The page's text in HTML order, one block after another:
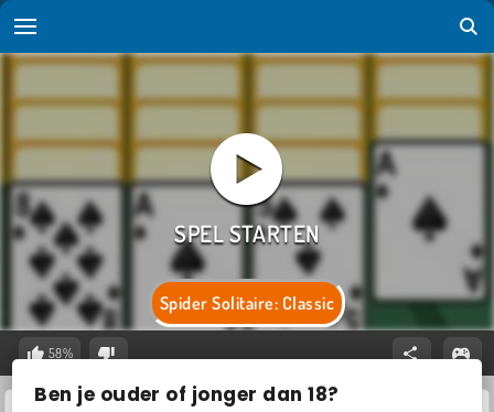
Ben je ouder of jonger dan 18?
Spider Solitaire: Classic
58%